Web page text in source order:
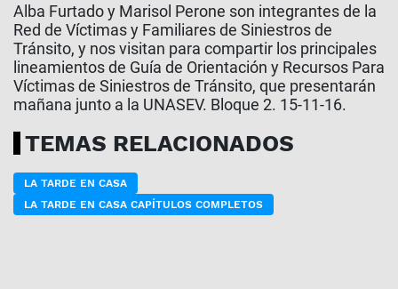
Alba Furtado y Marisol Perone son integrantes de la
Red de Víctimas y Familiares de Siniestros de
Tránsito, y nos visitan para compartir los principales
lineamientos de Guía de Orientación y Recursos Para
Víctimas de Siniestros de Tránsito, que presentarán
mañana junto a la UNASEV. Bloque 2. 15-11-16.
TEMAS RELACIONADOS
LA TARDE EN CASA
LA TARDE EN CASA CAPÍTULOS COMPLETOS